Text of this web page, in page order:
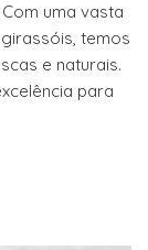
uma vasta
temos
e naturais.
para